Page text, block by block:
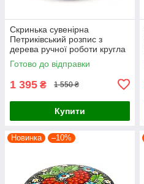
Скринька сувенірна
Петриківський розпис з
дерева ручної роботи кругла
15х6см БЛАКИТНІ КВІТИ
Україна
Готово до відправки
1 395 ₴ 1 550 ₴
Купити
Новинка –10%